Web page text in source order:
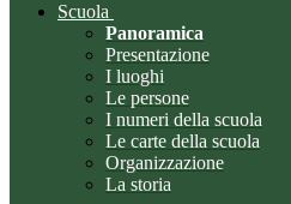
Scuola
Panoramica
Presentazione
I luoghi
Le persone
I numeri della scuola
Le carte della scuola
Organizzazione
La storia